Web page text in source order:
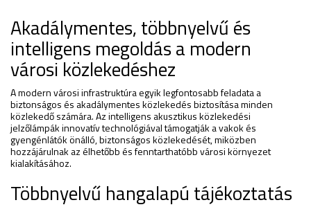
Akadálymentes, többnyelvű és
intelligens megoldás a modern
városi közlekedéshez
A modern városi infrastruktúra egyik legfontosabb feladata a
biztonságos és akadálymentes közlekedés biztosítása minden
közlekedő számára. Az intelligens akusztikus közlekedési
jelzőlámpák innovatív technológiával támogatják a vakok és
gyengénlátók önálló, biztonságos közlekedését, miközben
hozzájárulnak az élhetőbb és fenntarthatóbb városi környezet
kialakításához.
Többnyelvű hangalapú tájékoztatás